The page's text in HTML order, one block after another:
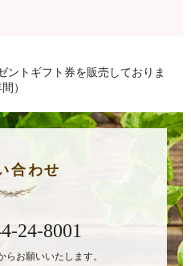
トギフト券を販売しておりま
）
合わせ
24-8001
お願いいたします。